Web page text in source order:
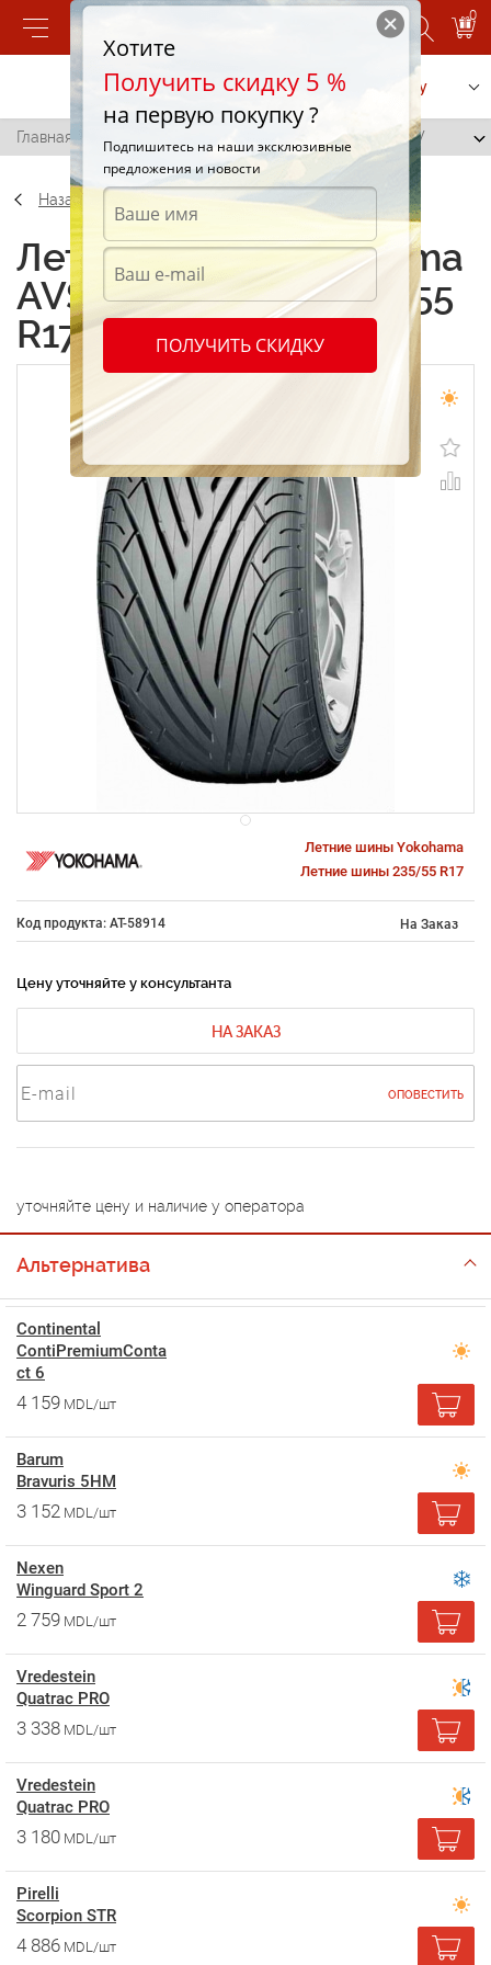
0
Позвонить Заказать услугу
Главная / Yokohama AVS Sport (V102) 235/55 R17 103W
Назад
Летние шины Yokohama
AVS Sport (V102) 235/55
R17 103W
Летние шины Yokohama
Летние шины 235/55 R17
Код продукта: AT-58914 На Заказ
Цену уточняйте у консультанта
НА ЗАКАЗ
ОПОВЕСТИТЬ
уточняйте цену и наличие у оператора
Альтернатива
Continental
ContiPremiumConta
ct 6
4 159 MDL/шт
Barum
Bravuris 5HM
3 152 MDL/шт
Nexen
Winguard Sport 2
2 759 MDL/шт
Vredestein
Quatrac PRO
3 338 MDL/шт
Vredestein
Quatrac PRO
3 180 MDL/шт
Pirelli
Scorpion STR
4 886 MDL/шт
Хотите
Получить скидку 5 %
на первую покупку ?
Подпишитесь на наши эксклюзивные
предложения и новости
ПОЛУЧИТЬ СКИДКУ